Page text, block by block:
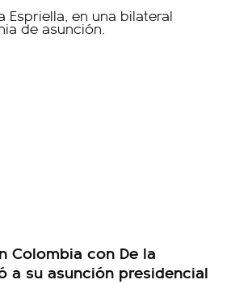
Colombia con De la
a su asunción presidencial